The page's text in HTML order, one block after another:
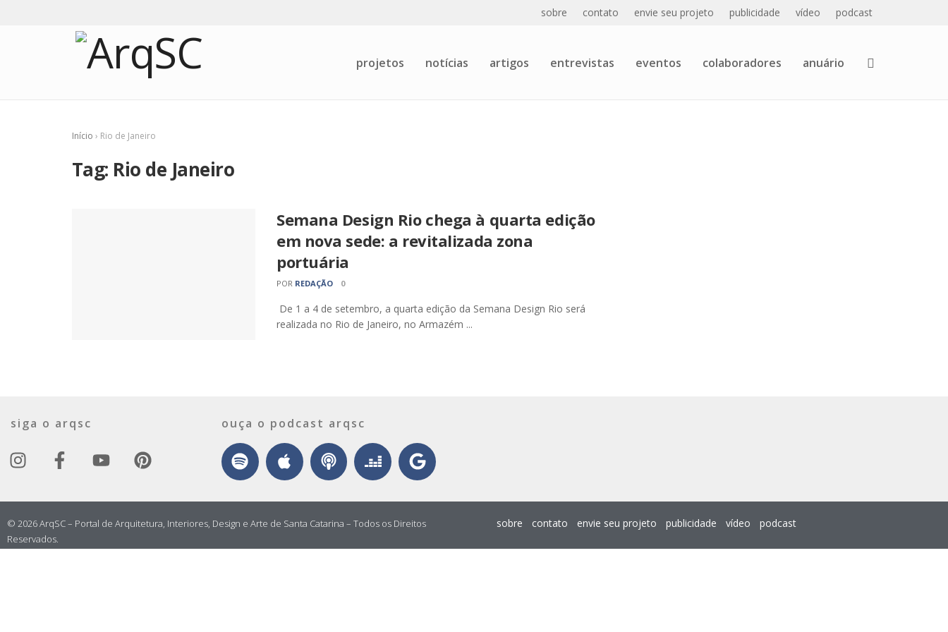
sobre contato envie seu projeto publicidade vídeo podcast
projetos notícias artigos entrevistas eventos colaboradores anuário
Início › Rio de Janeiro
Tag: Rio de Janeiro
Semana Design Rio chega à quarta edição
em nova sede: a revitalizada zona
portuária
POR REDAÇÃO 0
De 1 a 4 de setembro, a quarta edição da Semana Design Rio será
realizada no Rio de Janeiro, no Armazém ...
siga o arqsc ouça o podcast arqsc
© 2026 ArqSC – Portal de Arquitetura, Interiores, Design e Arte de Santa Catarina – Todos os Direitos
Reservados.
sobre contato envie seu projeto publicidade vídeo podcast